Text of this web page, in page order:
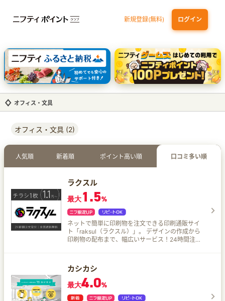
新規登録(無料) ログイン
dカード GOLD 三井住友カード ゴールド（NL）（家族カード発行）
【実質初月無料】DMM | Disney+(ディズニープラス) セットプラン
SBI証券 確定拠出年金（iDeCo）
オフィス・文具
オフィス・文具 (2)
人気順 新着順 ポイント高い順 口コミ多い順
ラクスル
最大1.5%
ネットで簡単に印刷物を注文できる印刷通販サイ
ト「raksul（ラクスル）」。 デザインの作成から
印刷物の配布まで、幅広いサービス！24時間注文
カシカシ
最大4.0%